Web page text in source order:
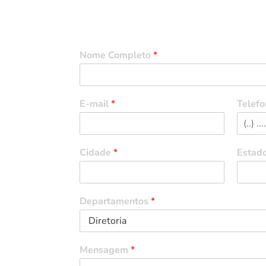
Nome Completo*
E-mail*
Cidade*
Departamentos*
Mensagem*